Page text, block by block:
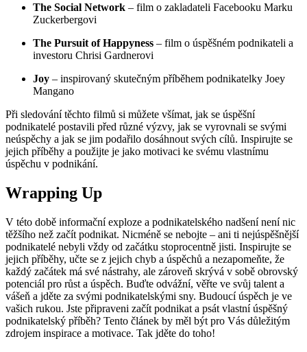
The Social Network – film o zakladateli Facebooku Marku
Zuckerbergovi
The Pursuit of Happyness – film o úspěšném podnikateli a
investoru Chrisi Gardnerovi
Joy – inspirovaný skutečným příběhem podnikatelky Joey
Mangano
Při sledování těchto filmů si můžete všímat, jak se úspěšní
podnikatelé postavili před různé výzvy, jak se vyrovnali se svými
neúspěchy a jak se jim podařilo dosáhnout svých cílů. Inspirujte se
jejich příběhy a použijte je jako motivaci ke svému vlastnímu
úspěchu v podnikání.
Wrapping Up
V této době informační exploze a podnikatelského nadšení není nic
těžšího než začít podnikat. Nicméně se nebojte – ani ti nejúspěšnější
podnikatelé nebyli vždy od začátku stoprocentně jisti. Inspirujte se
jejich příběhy, učte se z jejich chyb a úspěchů a nezapomeňte, že
každý začátek má své nástrahy, ale zároveň skrývá v sobě obrovský
potenciál pro růst a úspěch. Buďte odvážní, věřte ve svůj talent a
vášeň a jděte za svými podnikatelskými sny. Budoucí úspěch je ve
vašich rukou. Jste připraveni začít podnikat a psát vlastní úspěšný
podnikatelský příběh? Tento článek by měl být pro Vás důležitým
zdrojem inspirace a motivace. Tak jděte do toho!